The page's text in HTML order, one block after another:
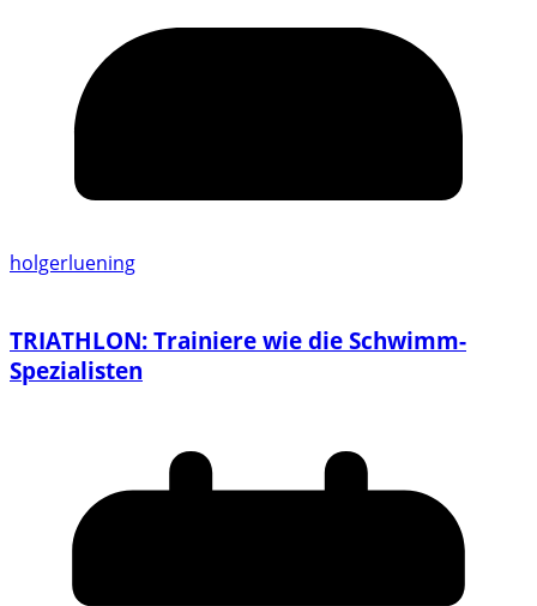
holgerluening
TRIATHLON: Trainiere wie die Schwimm-
Spezialisten